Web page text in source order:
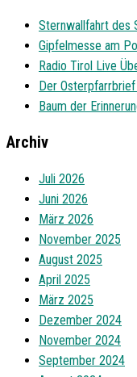
Sternwallfahrt des
Gipfelmesse am
Radio Tirol Live
Der
Baum der
Archiv
Juli 2026
Juni 2026
März 2026
November 2025
August 2025
April 2025
März 2025
Dezember 2024
November 2024
September 2024